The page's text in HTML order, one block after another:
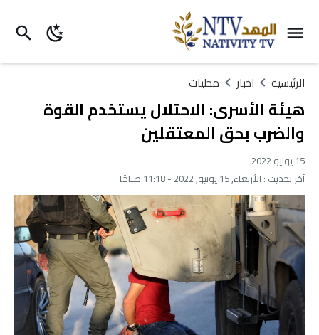
الرئيسية اخبار محليات
هيئة الأسرى: الاحتلال يستخدم القوة
والضرب بحق المعتقلين
15 يونيو 2022
آخر تحديث : الأربعاء, 15 يونيو, 2022 - 11:18 صباحًا